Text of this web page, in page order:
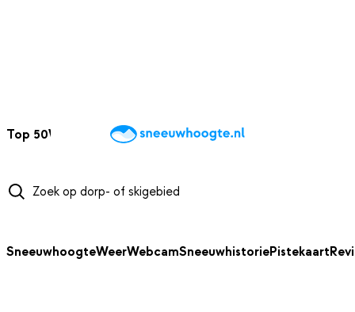
Top 50Webcams WintersportweerKaarten
SneeuwhoogteWeerWebcamSneeuwhistoriePistekaart